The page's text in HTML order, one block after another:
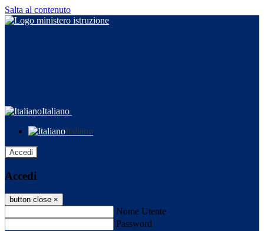
Salta al contenuto
Italiano
Italiano
Accedi
Accedi
button close ×
Nome Utente
Password